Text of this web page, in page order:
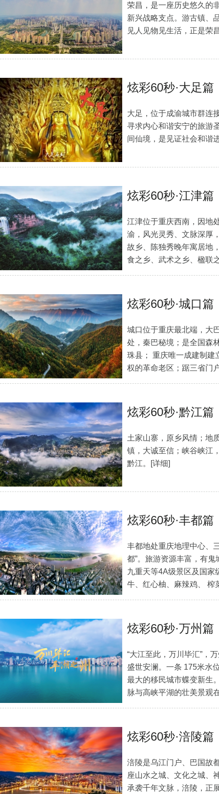
荣昌，是一座历史悠久的
新兴战略支点。游古镇、
见人见物见生活，正是荣
炫彩60秒·大足篇
大足，位于成渝城市群连
寻求内心和谐安宁的旅游
间仙境，是见证社会和谐
炫彩60秒·江津篇
江津位于重庆西南，因地
渝，风光灵秀、文脉深厚
故乡、陈独秀晚年寓居地
食之乡、武术之乡、楹联
炫彩60秒·城口篇
城口位于重庆最北端，大
处，秦巴秘境；是全国森
珠县； 重庆唯一成建制建
权的革命老区；踞三省门
炫彩60秒·黔江篇
土家山寨，原乡风情；地
镇，大诚至信；峡谷峡
黔江。
[详细]
炫彩60秒·丰都篇
丰都地处重庆地理中心、
都”。旅游资源丰富，有
九重天等4A级景区及国家
牛、红心柚、麻辣鸡、 榨
炫彩60秒·万州篇
“大江至此，万川毕汇”，
盛世安澜。一条 175米水
最大的移民城市蝶变新生
脉与高峡平湖的壮美景观
炫彩60秒·涪陵篇
涪陵是乌江门户、巴国故
座山水之城、文化之城、
承袭千年文脉，涪陵，正